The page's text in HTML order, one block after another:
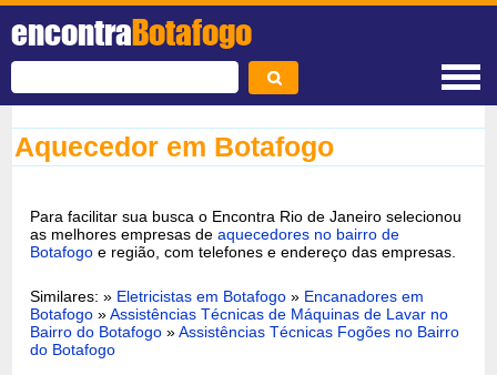
encontraBotafogo
Aquecedor em Botafogo
Para facilitar sua busca o Encontra Rio de Janeiro selecionou
as melhores empresas deaquecedores no bairro de
Botafogo e região, com telefones e endereço das empresas.
Similares: » Eletricistas em Botafogo » Encanadores em
Botafogo »Assistências Técnicas de Máquinas de Lavar no
Bairro do Botafogo »Assistências Técnicas Fogões no Bairro
do Botafogo